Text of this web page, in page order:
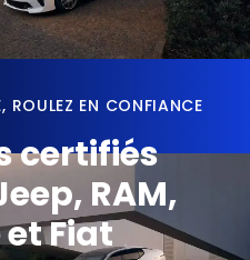
ROULEZ EN CONFIANCE
certifiés
RAM,
Fiat